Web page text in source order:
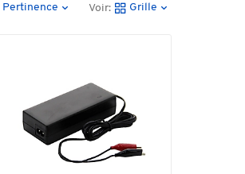
Pertinence Voir: Grille